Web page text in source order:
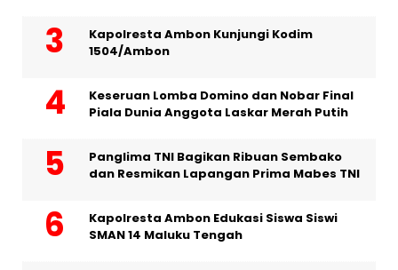
Kapolresta Ambon Kunjungi Kodim
1504/Ambon
Keseruan Lomba Domino dan Nobar Final
Piala Dunia Anggota Laskar Merah Putih
Panglima TNI Bagikan Ribuan Sembako
dan Resmikan Lapangan Prima Mabes TNI
Kapolresta Ambon Edukasi Siswa Siswi
SMAN 14 Maluku Tengah